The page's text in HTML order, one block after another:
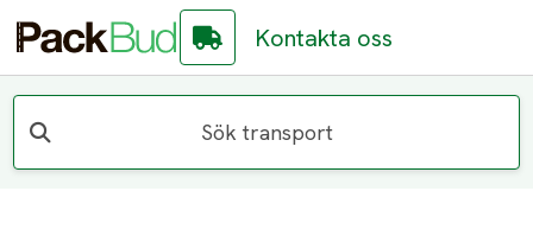
Kontakta oss
Sök transport